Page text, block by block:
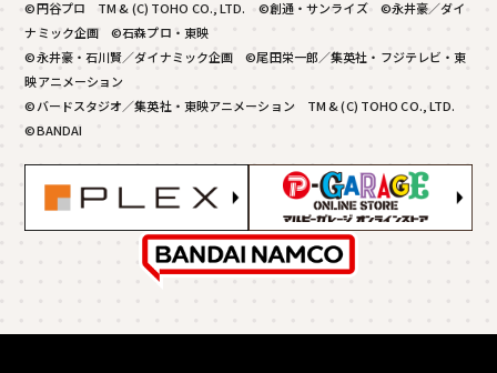
©円谷プロ TM & (C) TOHO CO., LTD. ©創通・サンライズ ©永井豪／ダイ
ナミック企画 ©石森プロ・東映
©永井豪・石川賢／ダイナミック企画 ©尾田栄一郎／集英社・フジテレビ・東
映アニメーション
©バードスタジオ／集英社・東映アニメーション TM & (C) TOHO CO., LTD.
©BANDAI